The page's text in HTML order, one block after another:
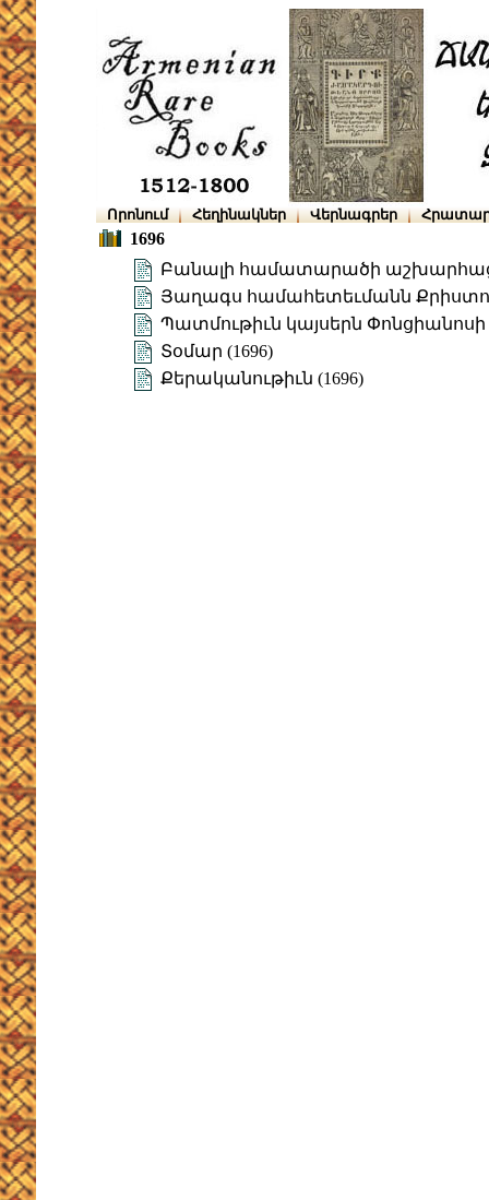
Որոնում Հեղինակներ Վերնագրեր
1696
Բանալի համատարածի
Յաղագս համահետեւմանն
Պատմութիւն կայսերն Փոնցիանոսի
Տօմար (1696)
Քերականութիւն (1696)